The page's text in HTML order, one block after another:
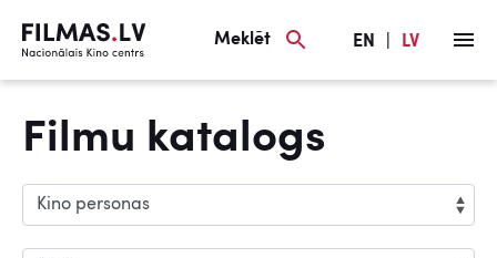
Meklēt EN LV
Filmu katalogs